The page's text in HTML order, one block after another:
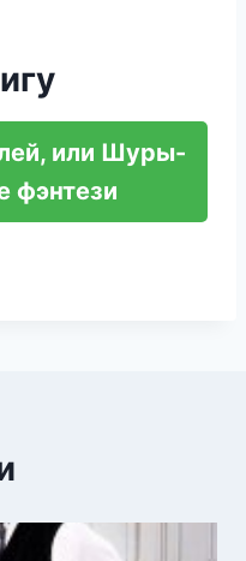
или Шуры-
фэнтези